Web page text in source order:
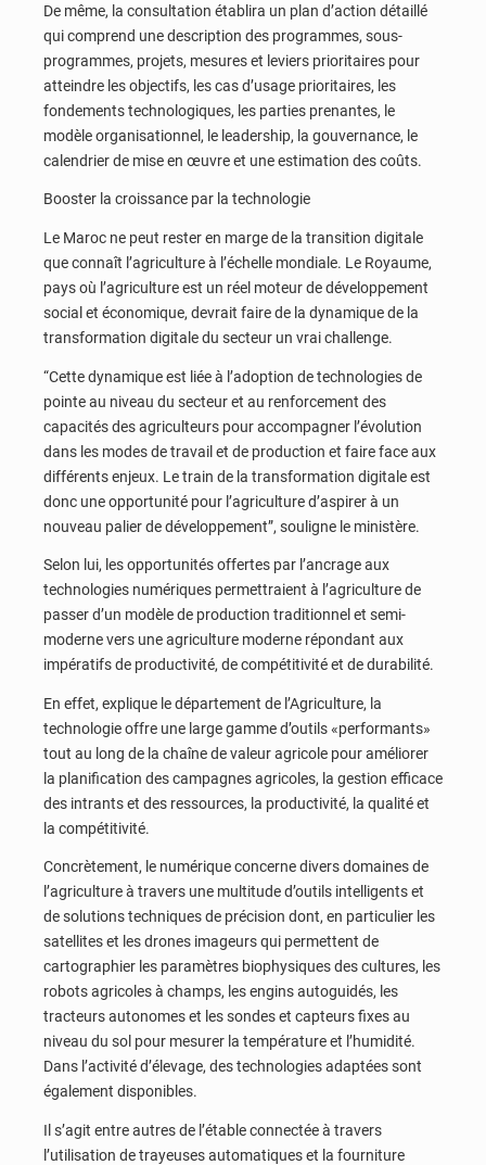
De même, la consultation établira un plan d’action détaillé
qui comprend une description des programmes, sous-
programmes, projets, mesures et leviers prioritaires pour
atteindre les objectifs, les cas d’usage prioritaires, les
fondements technologiques, les parties prenantes, le
modèle organisationnel, le leadership, la gouvernance, le
calendrier de mise en œuvre et une estimation des coûts.
Booster la croissance par la technologie
Le Maroc ne peut rester en marge de la transition digitale
que connaît l’agriculture à l’échelle mondiale. Le Royaume,
pays où l’agriculture est un réel moteur de développement
social et économique, devrait faire de la dynamique de la
transformation digitale du secteur un vrai challenge.
“Cette dynamique est liée à l’adoption de technologies de
pointe au niveau du secteur et au renforcement des
capacités des agriculteurs pour accompagner l’évolution
dans les modes de travail et de production et faire face aux
différents enjeux. Le train de la transformation digitale est
donc une opportunité pour l’agriculture d’aspirer à un
nouveau palier de développement”, souligne le ministère.
Selon lui, les opportunités offertes par l’ancrage aux
technologies numériques permettraient à l’agriculture de
passer d’un modèle de production traditionnel et semi-
moderne vers une agriculture moderne répondant aux
impératifs de productivité, de compétitivité et de durabilité.
En effet, explique le département de l’Agriculture, la
technologie offre une large gamme d’outils «performants»
tout au long de la chaîne de valeur agricole pour améliorer
la planification des campagnes agricoles, la gestion efficace
des intrants et des ressources, la productivité, la qualité et
la compétitivité.
Concrètement, le numérique concerne divers domaines de
l’agriculture à travers une multitude d’outils intelligents et
de solutions techniques de précision dont, en particulier les
satellites et les drones imageurs qui permettent de
cartographier les paramètres biophysiques des cultures, les
robots agricoles à champs, les engins autoguidés, les
tracteurs autonomes et les sondes et capteurs fixes au
niveau du sol pour mesurer la température et l’humidité.
Dans l’activité d’élevage, des technologies adaptées sont
également disponibles.
Il s’agit entre autres de l’étable connectée à travers
l’utilisation de trayeuses automatiques et la fourniture